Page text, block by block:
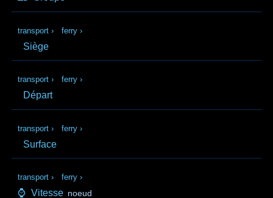
transport › ferry ›
Siège
transport › ferry ›
Départ
transport › ferry ›
Surface
transport › ferry ›
⌚ Vitesse noeud